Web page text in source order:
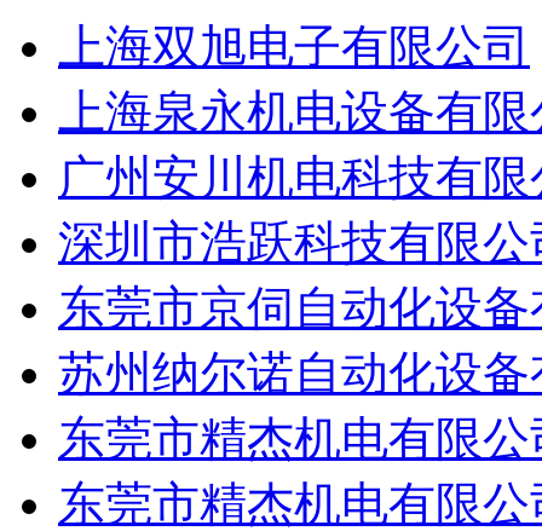
上海双旭电子有限公司
上海泉永机电设备有
广州安川机电科技有
深圳市浩跃科技有限公
东莞市京伺自动化设
苏州纳尔诺自动化设
东莞市精杰机电有限公
东莞市精杰机电有限公